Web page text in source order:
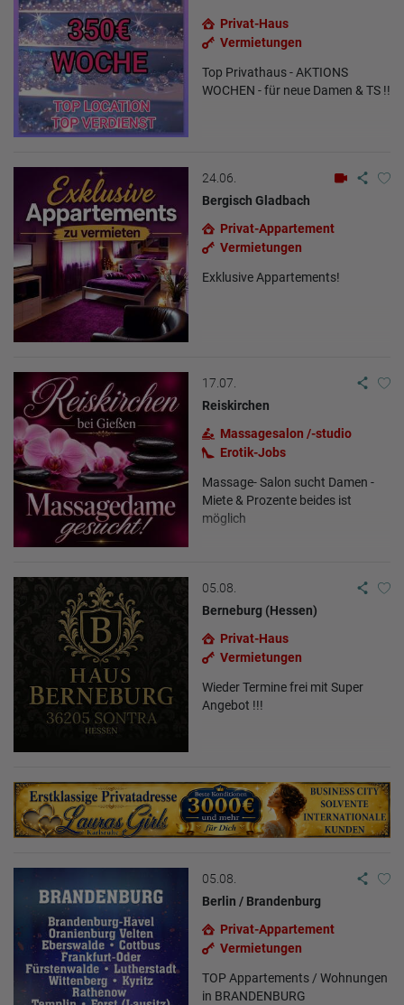
Privat-Haus
Vermietungen
Top Privathaus - AKTIONS
WOCHEN - für neue Damen & TS !!
24.06.
Bergisch Gladbach
Privat-Appartement
Vermietungen
Exklusive Appartements!
17.07.
Reiskirchen
Massagesalon /-studio
Erotik-Jobs
Massage- Salon sucht Damen -
Miete & Prozente beides ist
möglich
05.08.
Berneburg (Hessen)
Privat-Haus
Vermietungen
Wieder Termine frei mit Super
Angebot !!!
05.08.
Berlin / Brandenburg
Privat-Appartement
Vermietungen
TOP Appartements / Wohnungen
in BRANDENBURG